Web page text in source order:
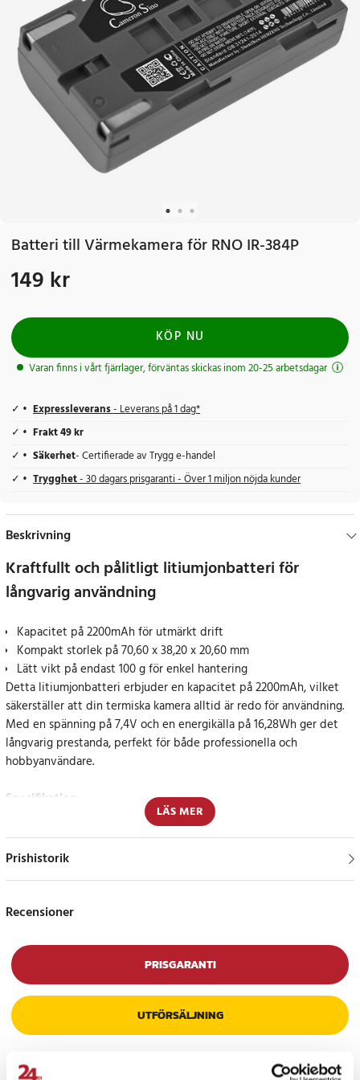
Batteri till Värmekamera för RNO IR-384P
Pris:149 kr
149 kr
KÖP NU
Varan finns i vårt fjärrlager, förväntas skickas inom 20-25 arbetsdagar
Expressleverans- Leverans på 1 dag*
Frakt 49 kr
Säkerhet- Certifierade av Trygg e-handel
Trygghet- 30 dagars prisgaranti - Över 1 miljon nöjda kunder
Beskrivning
Kraftfullt och pålitligt litiumjonbatteri för
långvarig användning
Kapacitet på 2200mAh för utmärkt drift
Kompakt storlek på 70,60 x 38,20 x 20,60 mm
Lätt vikt på endast 100 g för enkel hantering
Detta litiumjonbatteri erbjuder en kapacitet på 2200mAh, vilket
säkerställer att din termiska kamera alltid är redo för användning.
Med en spänning på 7,4V och en energikälla på 16,28Wh ger det
långvarig prestanda, perfekt för både professionella och
hobbyanvändare.
Specifikation
- Spänning: 7.4V
- Typ: Li-ion
RNO IR-384P
MAXKON Raytheon Thermal Imager
Dali T8
Delnummer
LÄS MER
Prishistorik
Recensioner
PRISGARANTI
UTFÖRSÄLJNING